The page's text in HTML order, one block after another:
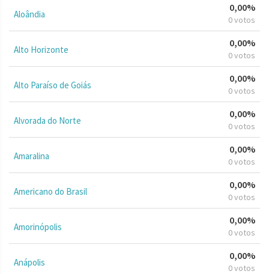
Aloândia
0,00%
0 votos
Alto Horizonte
0,00%
0 votos
Alto Paraíso de Goiás
0,00%
0 votos
Alvorada do Norte
0,00%
0 votos
Amaralina
0,00%
0 votos
Americano do Brasil
0,00%
0 votos
Amorinópolis
0,00%
0 votos
Anápolis
0,00%
0 votos